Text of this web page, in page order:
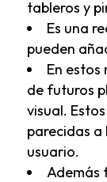
tableros y
Es una
pueden
En
de futuros
visual.
parecidas
usuario.
Además